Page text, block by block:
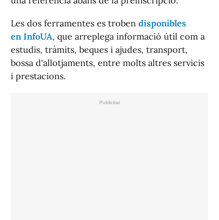
Les dos ferramentes es troben disponibles
en InfoUA, que arreplega informació útil com a
estudis, tràmits, beques i ajudes, transport,
bossa d'allotjaments, entre molts altres servicis
i prestacions.